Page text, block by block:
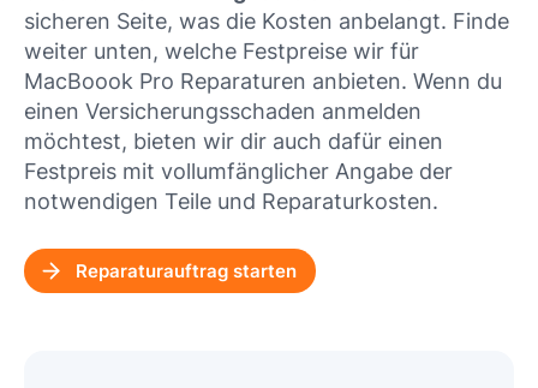
sicheren Seite, was die Kosten anbelangt. Finde
weiter unten, welche Festpreise wir für
MacBoook Pro Reparaturen anbieten. Wenn du
einen Versicherungsschaden anmelden
möchtest, bieten wir dir auch dafür einen
Festpreis mit vollumfänglicher Angabe der
notwendigen Teile und Reparaturkosten.
Reparaturauftrag starten